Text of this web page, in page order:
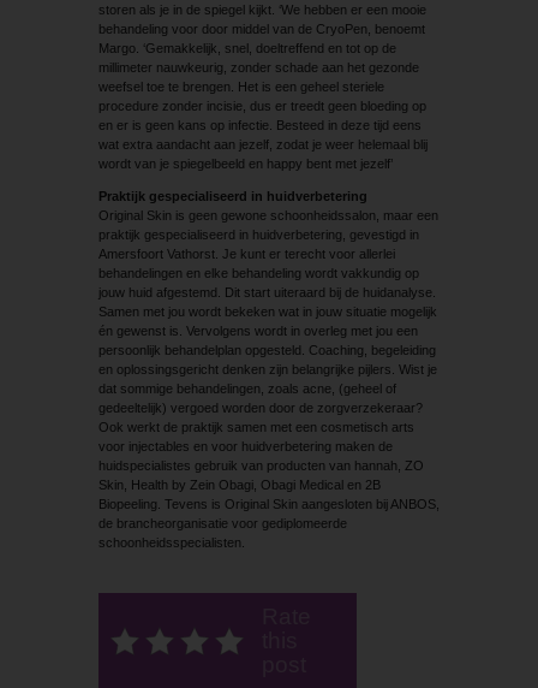
storen als je in de spiegel kijkt. ‘We hebben er een mooie
behandeling voor door middel van de CryoPen, benoemt
Margo. ‘Gemakkelijk, snel, doeltreffend en tot op de
millimeter nauwkeurig, zonder schade aan het gezonde
weefsel toe te brengen. Het is een geheel steriele
procedure zonder incisie, dus er treedt geen bloeding op
en er is geen kans op infectie. Besteed in deze tijd eens
wat extra aandacht aan jezelf, zodat je weer helemaal blij
wordt van je spiegelbeeld en happy bent met jezelf’
Praktijk gespecialiseerd in huidverbetering
Original Skin is geen gewone schoonheidssalon, maar een
praktijk gespecialiseerd in huidverbetering, gevestigd in
Amersfoort Vathorst. Je kunt er terecht voor allerlei
behandelingen en elke behandeling wordt vakkundig op
jouw huid afgestemd. Dit start uiteraard bij de huidanalyse.
Samen met jou wordt bekeken wat in jouw situatie mogelijk
én gewenst is. Vervolgens wordt in overleg met jou een
persoonlijk behandelplan opgesteld. Coaching, begeleiding
en oplossingsgericht denken zijn belangrijke pijlers. Wist je
dat sommige behandelingen, zoals acne, (geheel of
gedeeltelijk) vergoed worden door de zorgverzekeraar?
Ook werkt de praktijk samen met een cosmetisch arts
voor injectables en voor huidverbetering maken de
huidspecialistes gebruik van producten van hannah, ZO
Skin, Health by Zein Obagi, Obagi Medical en 2B
Biopeeling. Tevens is Original Skin aangesloten bij ANBOS,
de brancheorganisatie voor gediplomeerde
schoonheidsspecialisten.